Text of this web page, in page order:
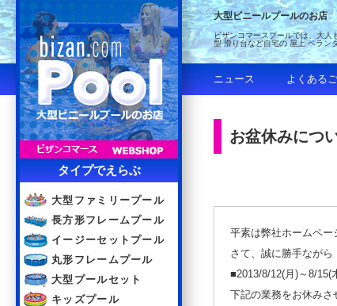
タイプでえらぶ
大型ファミリープール
長方形フレームプール
イージーセットプール
丸形フレームプール
大型プールセット
キッズプール
大型ビニールプールのお店
ビザンコマースプールでは、大
型 滑り台など自宅の 屋上 ベラン
ニュース よくある
お盆休みにつ
平素は弊社ホームペー
さて、誠に勝手ながら
■2013/8/12(月)～8/15(
下記の業務をお休みさ